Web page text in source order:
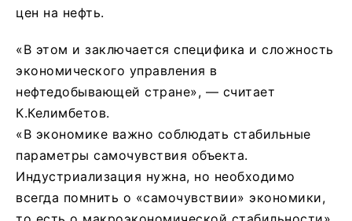
цен на нефть.
«В этом и заключается специфика и сложность
экономического управления в
нефтедобывающей стране», — считает
К.Келимбетов.
«В экономике важно соблюдать стабильные
параметры самочувствия объекта.
Индустриализация нужна, но необходимо
всегда помнить о «самочувствии» экономики,